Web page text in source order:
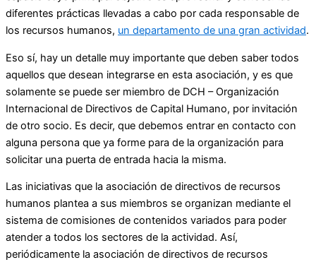
diferentes prácticas llevadas a cabo por cada responsable de
los recursos humanos, un departamento de una gran actividad.
Eso sí, hay un detalle muy importante que deben saber todos
aquellos que desean integrarse en esta asociación, y es que
solamente se puede ser miembro de DCH – Organización
Internacional de Directivos de Capital Humano, por invitación
de otro socio. Es decir, que debemos entrar en contacto con
alguna persona que ya forme para de la organización para
solicitar una puerta de entrada hacia la misma.
Las iniciativas que la asociación de directivos de recursos
humanos plantea a sus miembros se organizan mediante el
sistema de comisiones de contenidos variados para poder
atender a todos los sectores de la actividad. Así,
periódicamente la asociación de directivos de recursos